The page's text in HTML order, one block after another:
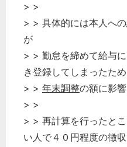
> >
> > 具体的には本人へ
が
> > 勤怠を締めて給与
き登録してしまったため
> > 年末調整の額に影響
> >
> > 再計算を行ったと
い人で４０円程度の徴